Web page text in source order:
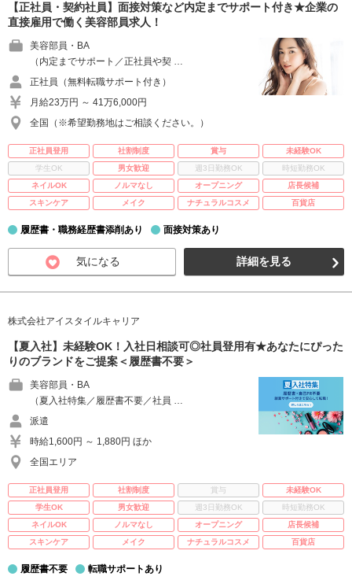
【正社員・契約社員】面接対策など内定までサポート付き★企業の
直接雇用で働く美容部員求人！
美容部員・BA
（内定までサポート／正社員や契 …
正社員（無料転職サポート付き）
月給23万円 ～ 41万6,000円
全国（※希望勤務地はご相談ください。）
正社員登用 社割制度 賞与
未経験OK
学生OK
男女歓迎 週3日勤務OK
時短勤務OK
ネイルOK
ノルマなし オープニング
店長候補
スキンケア
メイク ナチュラルコスメ 百貨店
履歴書・職務経歴書添削あり 面接対策あり
気になる 詳細を見る
株式会社アイスタイルキャリア
【夏入社】未経験OK！入社日相談可◎社員登用有★あなたにぴった
りのブランドをご提案＜履歴書不要＞
美容部員・BA
（夏入社特集／履歴書不要／社員 …
派遣
時給1,600円 ～ 1,880円 ほか
全国エリア
正社員登用 社割制度 賞与
未経験OK
学生OK
男女歓迎 週3日勤務OK
時短勤務OK
ネイルOK
ノルマなし オープニング
店長候補
スキンケア
メイク ナチュラルコスメ 百貨店
履歴書不要 転職サポートあり